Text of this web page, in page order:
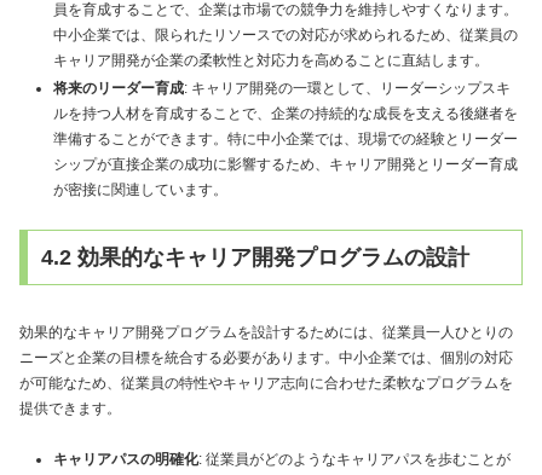
員を育成することで、企業は市場での競争力を維持しやすくなります。
中小企業では、限られたリソースでの対応が求められるため、従業員の
キャリア開発が企業の柔軟性と対応力を高めることに直結します。
将来のリーダー育成: キャリア開発の一環として、リーダーシップスキ
ルを持つ人材を育成することで、企業の持続的な成長を支える後継者を
準備することができます。特に中小企業では、現場での経験とリーダー
シップが直接企業の成功に影響するため、キャリア開発とリーダー育成
が密接に関連しています。
4.2 効果的なキャリア開発プログラムの設計
効果的なキャリア開発プログラムを設計するためには、従業員一人ひとりの
ニーズと企業の目標を統合する必要があります。中小企業では、個別の対応
が可能なため、従業員の特性やキャリア志向に合わせた柔軟なプログラムを
提供できます。
キャリアパスの明確化: 従業員がどのようなキャリアパスを歩むことが